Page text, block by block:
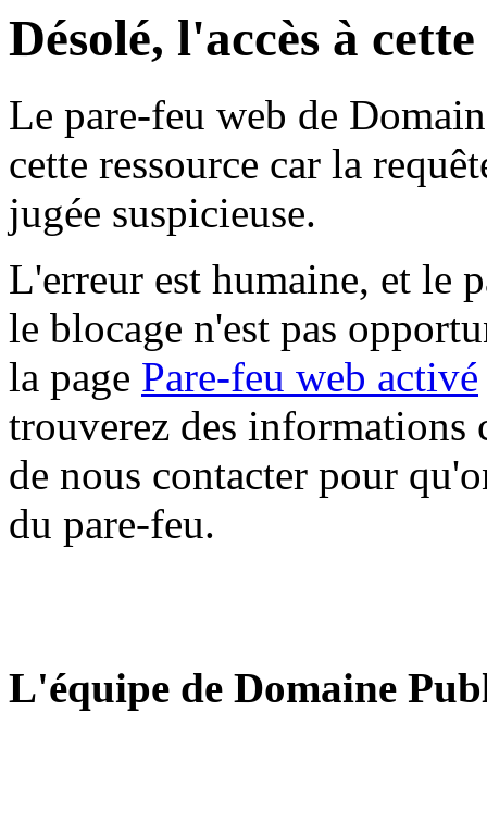
Désolé, l'accès à
Le pare-feu web de
cette ressource car la
jugée suspicieuse.
L'erreur est humaine, et le
le blocage n'est pas
la page Pare-feu web activé
trouverez des informations
de nous contacter pour
du pare-feu.
L'équipe de Domaine